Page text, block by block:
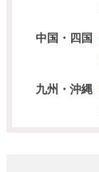
中国・四国
九州・沖縄